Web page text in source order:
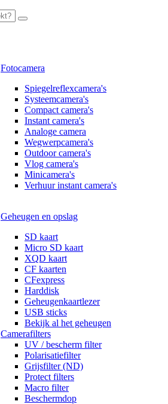
Fotocamera
Spiegelreflexcamera's
Systeemcamera's
Compact camera's
Instant camera's
Analoge camera
Wegwerpcamera's
Outdoor camera's
Vlog camera's
Minicamera's
Verhuur instant camera's
Geheugen en opslag
SD kaart
Micro SD kaart
XQD kaart
CF kaarten
CFexpress
Harddisk
Geheugenkaartlezer
USB sticks
Bekijk al het geheugen
Camerafilters
UV / bescherm filter
Polarisatiefilter
Grijsfilter (ND)
Protect filters
Macro filter
Beschermdop